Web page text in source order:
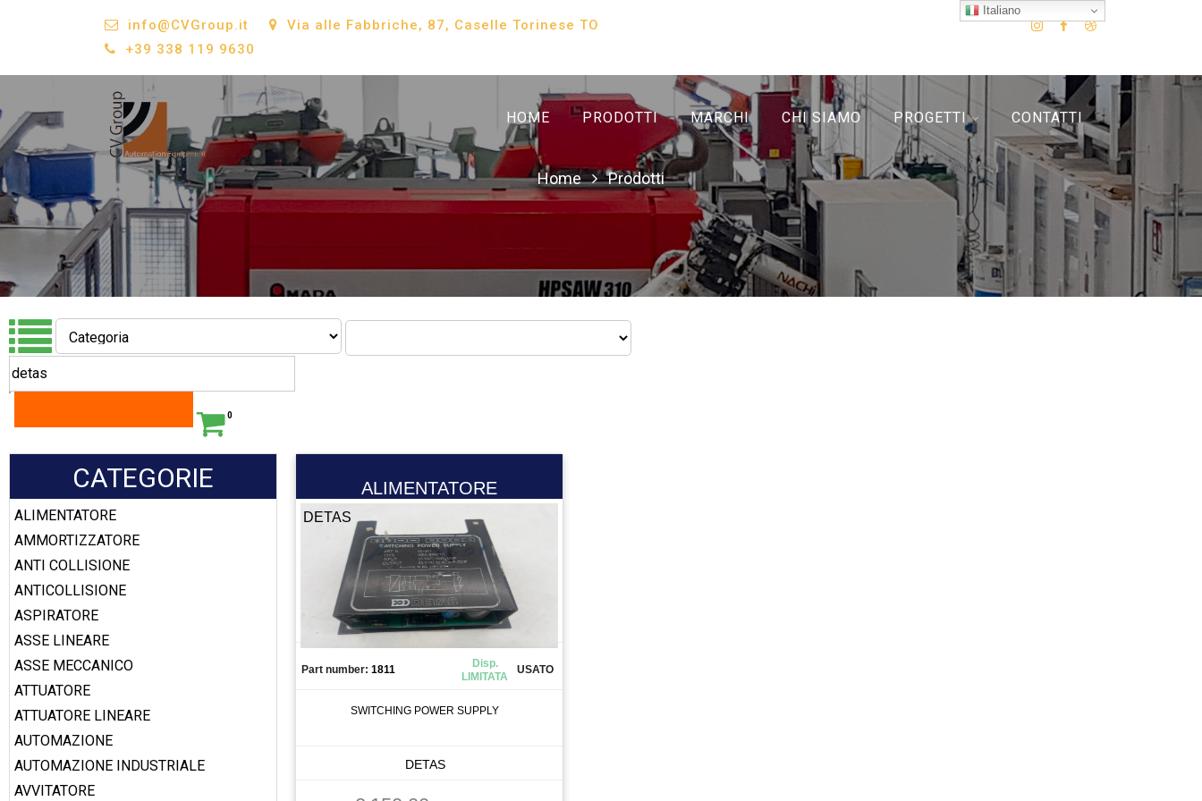
info@CVGroup.it
Via alle Fabbriche, 87, Caselle Torinese TO
+39 338 119 9630
HOME PRODOTTI MARCHI CHI SIAMO PROGETTI CONTATTI
Home Prodotti
0
CATEGORIE
ALIMENTATORE
AMMORTIZZATORE
ANTI COLLISIONE
ANTICOLLISIONE
ASPIRATORE
ASSE LINEARE
ASSE MECCANICO
ATTUATORE
ATTUATORE LINEARE
AUTOMAZIONE
AUTOMAZIONE INDUSTRIALE
AVVITATORE
ALIMENTATORE
DETAS
Part number: 1811
Disp.
LIMITATA
USATO
SWITCHING POWER SUPPLY
DETAS
Italiano